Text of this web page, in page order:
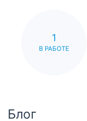
1
В РАБОТЕ
Блог